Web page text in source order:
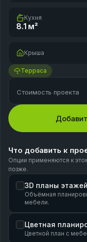
Кухня
8.1 м²
Крыша
Терраса
Стоимость проекта
Что добавить к
Опции применяются к
позже.
3D планы этажей
Объёмная
мебели.
Цветная
Цветной план с